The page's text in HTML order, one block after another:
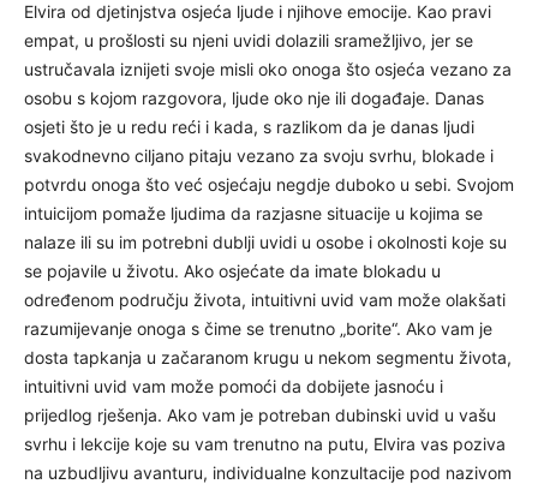
Elvira od djetinjstva osjeća ljude i njihove emocije. Kao pravi
empat, u prošlosti su njeni uvidi dolazili sramežljivo, jer se
ustručavala iznijeti svoje misli oko onoga što osjeća vezano za
osobu s kojom razgovora, ljude oko nje ili događaje. Danas
osjeti što je u redu reći i kada, s razlikom da je danas ljudi
svakodnevno ciljano pitaju vezano za svoju svrhu, blokade i
potvrdu onoga što već osjećaju negdje duboko u sebi. Svojom
intuicijom pomaže ljudima da razjasne situacije u kojima se
nalaze ili su im potrebni dublji uvidi u osobe i okolnosti koje su
se pojavile u životu. Ako osjećate da imate blokadu u
određenom području života, intuitivni uvid vam može olakšati
razumijevanje onoga s čime se trenutno „borite“. Ako vam je
dosta tapkanja u začaranom krugu u nekom segmentu života,
intuitivni uvid vam može pomoći da dobijete jasnoću i
prijedlog rješenja. Ako vam je potreban dubinski uvid u vašu
svrhu i lekcije koje su vam trenutno na putu, Elvira vas poziva
na uzbudljivu avanturu, individualne konzultacije pod nazivom